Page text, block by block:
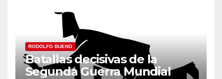
RODOLFO BUENO
Batallas decisivas de la
Segunda Guerra Mundial